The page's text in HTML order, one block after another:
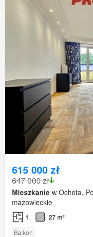
615 000 zł
647 000 zł
Mieszkanie w Ochota,
mazowieckie
1 27 m²
Balkon